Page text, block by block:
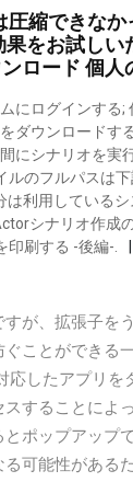
圧縮できな
をお試しい
ロード 個人
にログインする;
ダウンロードす
にシナリオを実
ルのフルパスは
は利用している
シナリオ作成
印刷する -後編-.
が、拡張子を
ぐことができる
応したアプリを
することによ
ポップアップ
可能性がある